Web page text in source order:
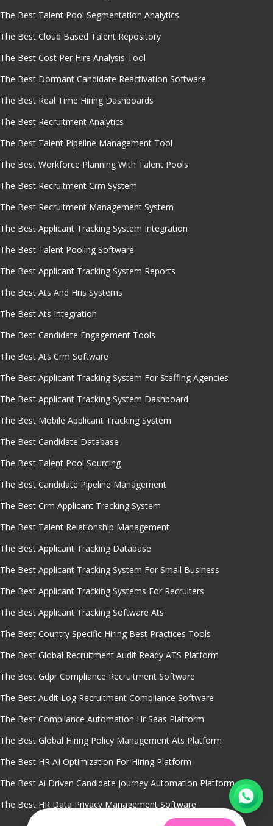
The Best Talent Pool Segmentation Analytics
The Best Cloud Based Talent Repository
The Best Cost Per Hire Analysis Tool
The Best Dormant Candidate Reactivation Software
The Best Real Time Hiring Dashboards
The Best Recruitment Analytics
The Best Talent Pipeline Management Tool
The Best Workforce Planning With Talent Pools
The Best Recruitment Crm System
The Best Recruitment Management System
The Best Applicant Tracking System Integration
The Best Talent Pooling Software
The Best Applicant Tracking System Reports
The Best Ats And Hris Systems
The Best Ats Integration
The Best Candidate Engagement Tools
The Best Ats Crm Software
The Best Applicant Tracking System For Staffing Agencies
The Best Applicant Tracking System Dashboard
The Best Mobile Applicant Tracking System
The Best Candidate Database
The Best Talent Pool Sourcing
The Best Candidate Pipeline Management
The Best Crm Applicant Tracking System
The Best Talent Relationship Management
The Best Applicant Tracking Database
The Best Applicant Tracking System For Small Business
The Best Applicant Tracking Systems For Recruiters
The Best Applicant Tracking Software Ats
The Best Country Specific Hiring Best Practices Tools
The Best Global Recruitment Audit Ready ATS Platform
The Best Gdpr Compliance Recruitment Software
The Best Audit Log Recruitment Compliance Software
The Best Compliance Automation Hr Saas Platform
The Best Global Hiring Policy Management Ats Platform
The Best HR AI Optimization For Hiring Platform
The Best Ai Driven Candidate Journey Automation Platform
The Best HR Data Privacy Management Software